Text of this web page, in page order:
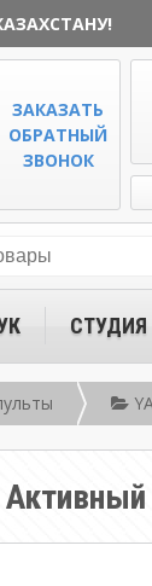
ЗАКАЗАТЬ
ОБРАТНЫЙ
ЗВОНОК
СТУДИЯ